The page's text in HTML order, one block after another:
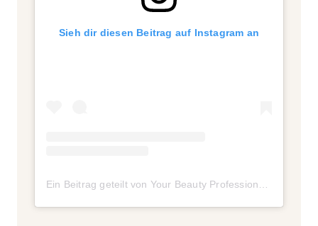
Sieh dir diesen Beitrag auf Instagram an